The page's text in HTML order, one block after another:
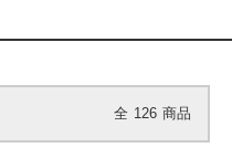
全 126 商品